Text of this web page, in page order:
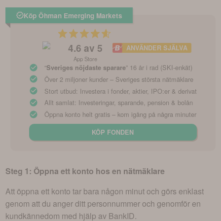
Köp Öhman Emerging Markets
4.6 av 5
App Store
ANVÄNDER SJÄLVA
“Sveriges nöjdaste sparare” 16 år i rad (SKI-enkät)
Över 2 miljoner kunder – Sveriges största nätmäklare
Stort utbud: Investera i fonder, aktier, IPO:er & derivat
Allt samlat: Investeringar, sparande, pension & bolån
Öppna konto helt gratis – kom igång på några minuter
KÖP FONDEN
Steg 1: Öppna ett konto hos en nätmäklare
Att öppna ett konto tar bara någon minut och görs enklast
genom att du anger ditt personnummer och genomför en
kundkännedom med hjälp av BankID.